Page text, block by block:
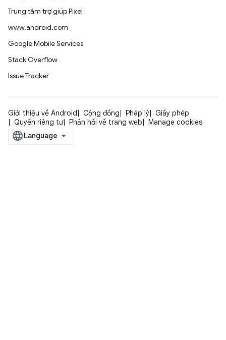
Trung tâm trợ giúp Pixel
www.android.com
Google Mobile Services
Stack Overflow
Issue Tracker
Giới thiệu về Android Cộng đồng Pháp lý
Giấy phép
Quyền riêng tư
Phản hồi về trang web Manage cookies